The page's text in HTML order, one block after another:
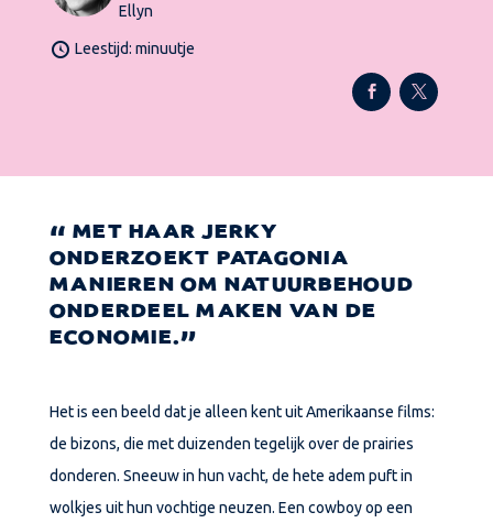
Ellyn
Leestijd: minuutje
MET HAAR JERKY
ONDERZOEKT PATAGONIA
MANIEREN OM NATUURBEHOUD
ONDERDEEL MAKEN VAN DE
ECONOMIE.
Het is een beeld dat je alleen kent uit Amerikaanse films:
de bizons, die met duizenden tegelijk over de prairies
donderen. Sneeuw in hun vacht, de hete adem puft in
wolkjes uit hun vochtige neuzen. Een cowboy op een